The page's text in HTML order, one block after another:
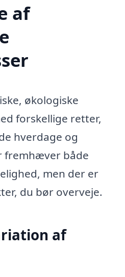
af
økologiske
forskellige retter,
hverdage og
fremhæver både
men der er
du bør overveje.
af